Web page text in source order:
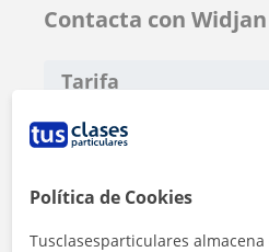
Contacta con Widjan
Tarifa
1ª clase gratis
Política de Cookies
Tusclasesparticulares